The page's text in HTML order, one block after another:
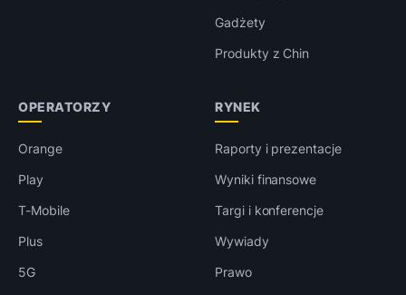
Gadżety
Produkty z Chin
OPERATORZY
Orange
Play
T-Mobile
Plus
5G
RYNEK
Raporty i prezentacje
Wyniki finansowe
Targi i konferencje
Wywiady
Prawo